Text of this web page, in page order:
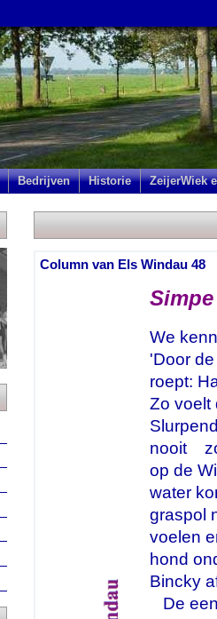
Bedrijven Historie ZeijerWiek
Column van Els Windau 48
We
'Door
roept:
Zo voelt
nooit
op de
water
graspol
voelen
hond
Bincky
De